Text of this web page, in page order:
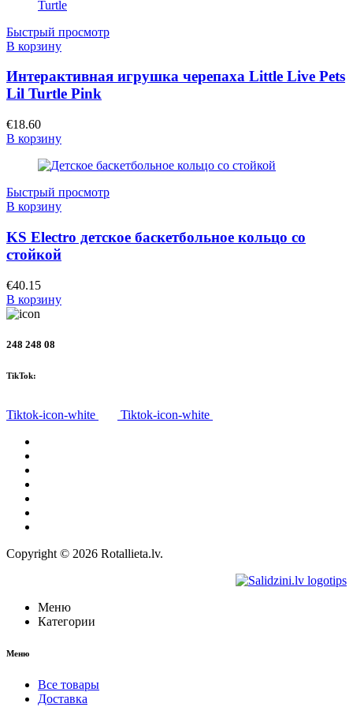
Быстрый просмотр
В корзину
Интерактивная игрушка черепаха Little Live Pets
Lil Turtle Pink
€18.60
В корзину
Быстрый просмотр
В корзину
KS Electro детское баскетбольное кольцо со
стойкой
€40.15
В корзину
248 248 08
TikTok:
Tiktok-icon-white
Tiktok-icon-white
Copyright © 2026 Rotallieta.lv.
Меню
Категории
Меню
Все товары
Доставка